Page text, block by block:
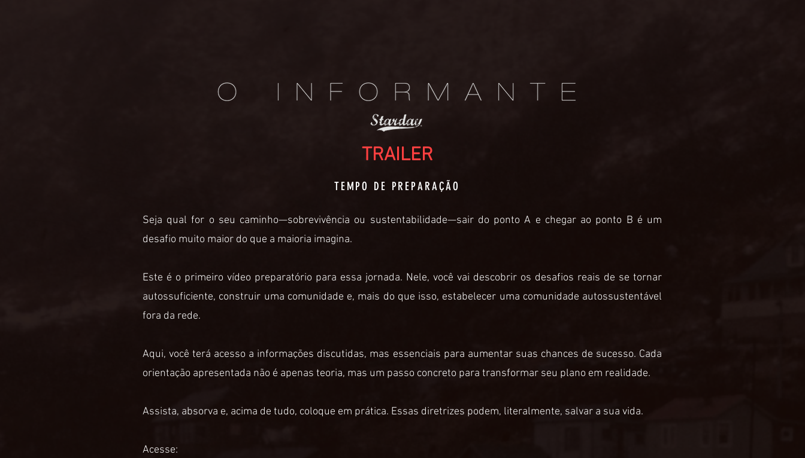
TRAILER
TEMPO DE PREPARAÇÃO
Seja qual for o seu caminho—sobrevivência ou sustentabilidade—sair do ponto A e chegar ao ponto B é um
desafio muito maior do que a maioria imagina.
Este é o primeiro vídeo preparatório para essa jornada. Nele, você vai descobrir os desafios reais de se tornar
autossuficiente, construir uma comunidade e, mais do que isso, estabelecer uma comunidade autossustentável
fora da rede.
Aqui, você terá acesso a informações discutidas, mas essenciais para aumentar suas chances de sucesso. Cada
orientação apresentada não é apenas teoria, mas um passo concreto para transformar seu plano em realidade.
Assista, absorva e, acima de tudo, coloque em prática. Essas diretrizes podem, literalmente, salvar a sua vida.
Acesse: